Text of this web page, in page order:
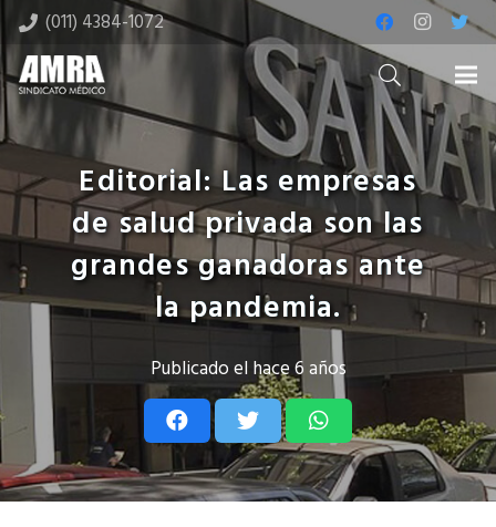
(011) 4384-1072
Editorial: Las empresas
de salud privada son las
grandes ganadoras ante
la pandemia.
Publicado elhace 6 años